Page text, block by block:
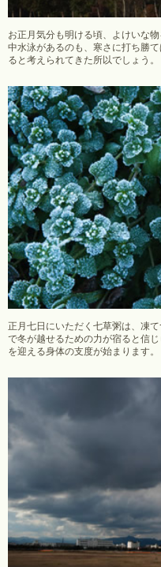
お正月気分も明ける頃、よけいな
中水泳があるのも、寒さに打ち勝
ると考えられてきた所以でしょう。
正月七日にいただく七草粥は、凍
で冬が越せるための力が宿ると信
を迎える身体の支度が始まります。